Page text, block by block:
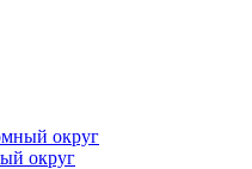
округ
округ